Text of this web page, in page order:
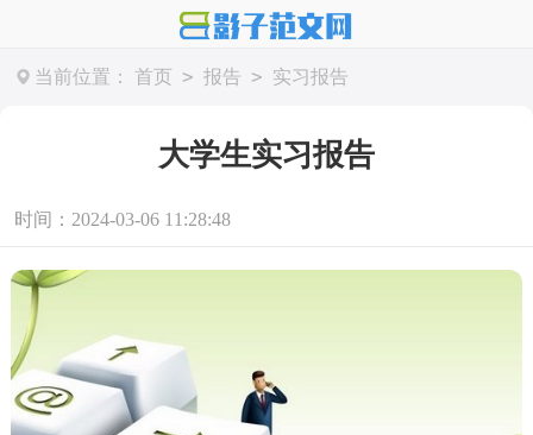
当前位置： 首页 > 报告 > 实习报告
大学生实习报告
时间：2024-03-06 11:28:48